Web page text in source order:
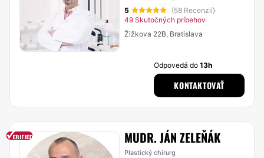
5 (58 Recenzií)·
49 Skutočných príbehov
Žižkova 22B, Bratislava
Odpovedá do13h
KONTAKTOVAŤ
MUDR. JÁN ZELEŇÁK
Plastický chirurg